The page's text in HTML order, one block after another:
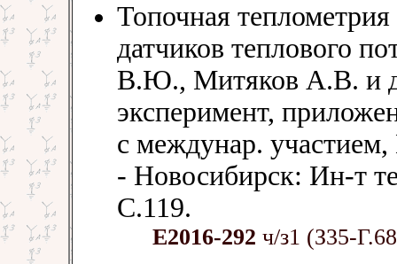
Топочная
датчиков теплового
В.Ю., Митяков А.В. и
эксперимент,
с междунар.
- Новосибирск: Ин-т
С.119.
Е2016-292 ч/з1 (З35-